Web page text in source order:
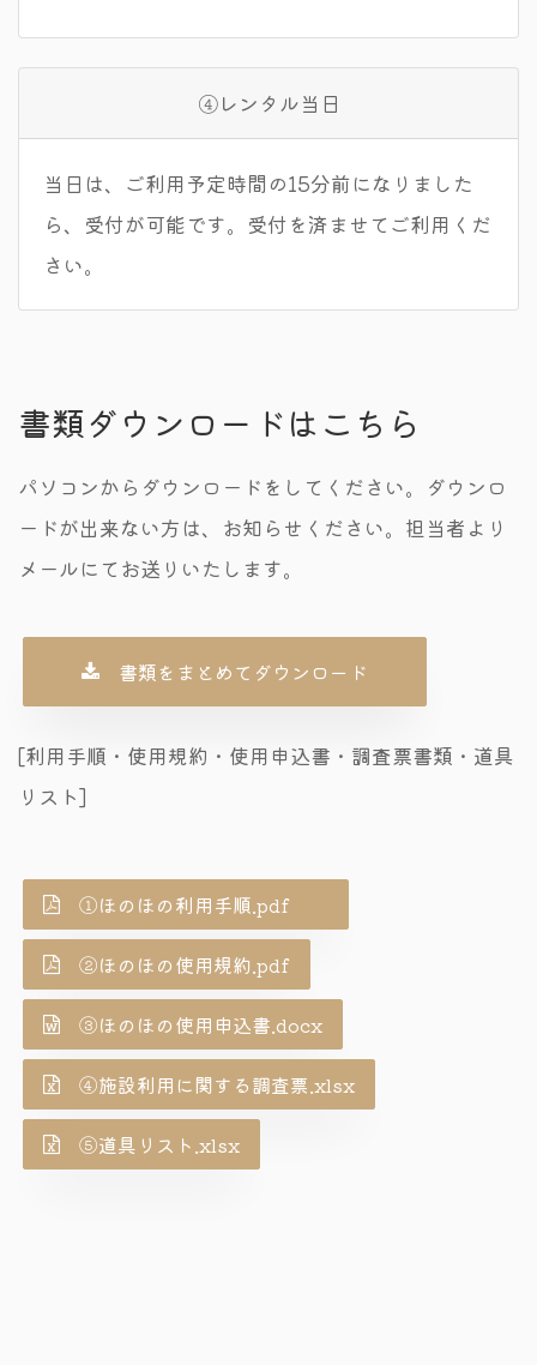
④レンタル当日
当日は、ご利用予定時間の15分前になりました
ら、受付が可能です。受付を済ませてご利用くだ
さい。
書類ダウンロードはこちら
パソコンからダウンロードをしてください。ダウンロ
ードが出来ない方は、お知らせください。担当者より
メールにてお送りいたします。
書類をまとめてダウンロード
[利用手順・使用規約・使用申込書・調査票書類・道具
リスト]
①ほのほの利用手順.pdf
②ほのほの使用規約.pdf
③ほのほの使用申込書.docx
④施設利用に関する調査票.xlsx
⑤道具リスト.xlsx